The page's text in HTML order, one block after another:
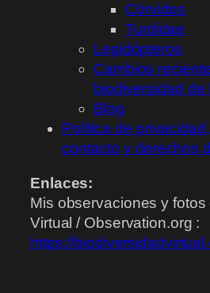
Córvidos
Turdidae
Lepidópteros
Cambios
biodiversidad de
Blog
Política de
contacto y derechos
Enlaces:
Mis observaciones y
Virtual / Observation.org :
https://